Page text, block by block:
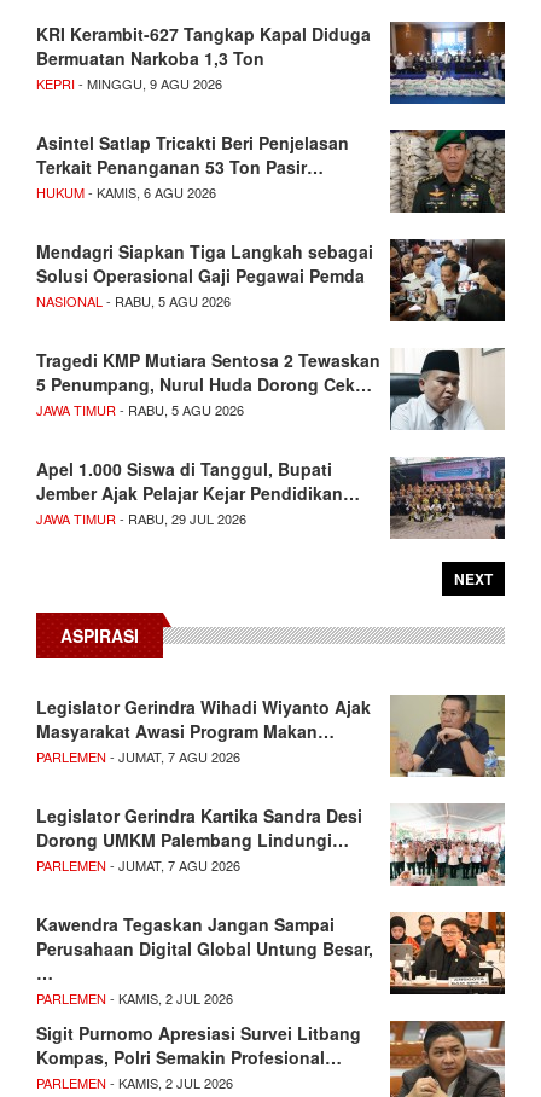
KRI Kerambit-627 Tangkap Kapal Diduga
Bermuatan Narkoba 1,3 Ton
KEPRI- MINGGU, 9 AGU 2026
Asintel Satlap Tricakti Beri Penjelasan
Terkait Penanganan 53 Ton Pasir…
HUKUM- KAMIS, 6 AGU 2026
Mendagri Siapkan Tiga Langkah sebagai
Solusi Operasional Gaji Pegawai Pemda
NASIONAL - RABU, 5 AGU 2026
Tragedi KMP Mutiara Sentosa 2 Tewaskan
5 Penumpang, Nurul Huda Dorong Cek…
JAWA TIMUR - RABU, 5 AGU 2026
Apel 1.000 Siswa di Tanggul, Bupati
Jember Ajak Pelajar Kejar Pendidikan…
JAWA TIMUR - RABU, 29 JUL 2026
NEXT
ASPIRASI
Legislator Gerindra Wihadi Wiyanto Ajak
Masyarakat Awasi Program Makan…
PARLEMEN - JUMAT, 7 AGU 2026
Legislator Gerindra Kartika Sandra Desi
Dorong UMKM Palembang Lindungi…
PARLEMEN - JUMAT, 7 AGU 2026
Kawendra Tegaskan Jangan Sampai
Perusahaan Digital Global Untung Besar,
…
PARLEMEN - KAMIS, 2 JUL 2026
Sigit Purnomo Apresiasi Survei Litbang
Kompas, Polri Semakin Profesional…
PARLEMEN - KAMIS, 2 JUL 2026